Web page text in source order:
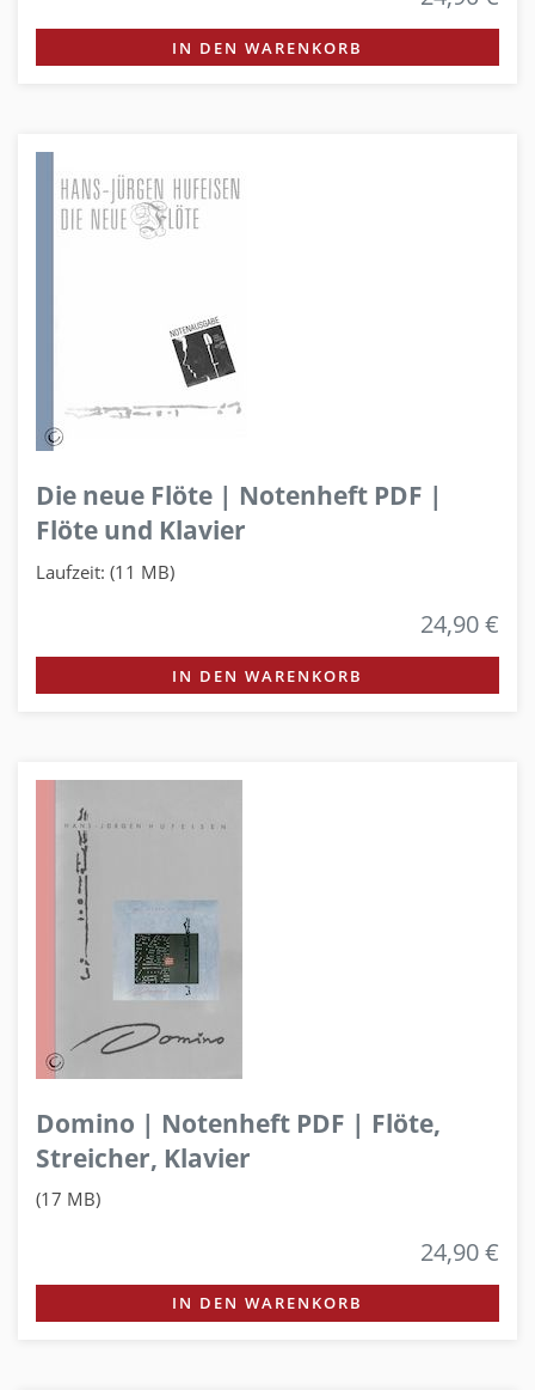
IN DEN WARENKORB
Die neue Flöte | Notenheft PDF |
Flöte und Klavier
Laufzeit: (11 MB)
24,90 €
IN DEN WARENKORB
Domino | Notenheft PDF | Flöte,
Streicher, Klavier
(17 MB)
24,90 €
IN DEN WARENKORB